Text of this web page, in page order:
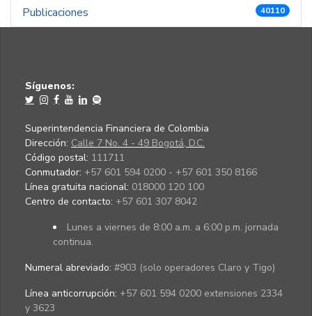
Publicaciones 40110
Síguenos:
Superintendencia Financiera de Colombia
Dirección: Calle 7 No. 4 - 49 Bogotá, D.C.
Código postal: 111711
Conmutador: +57 601 594 0200 - +57 601 350 8166
Línea gratuita nacional: 018000 120 100
Centro de contacto: +57 601 307 8042
Lunes a viernes de 8:00 a.m. a 6:00 p.m. jornada
continua.
Numeral abreviado: #903 (solo operadores Claro y Tigo)
Línea anticorrupción: +57 601 594 0200 extensiones 2334
y 3623